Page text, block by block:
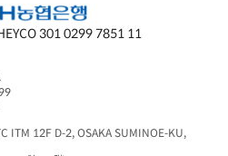
301 0299 7851 11
ITM 12F D-2, OSAKA SUMINOE-KU,